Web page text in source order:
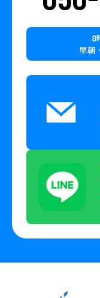
8
早朝